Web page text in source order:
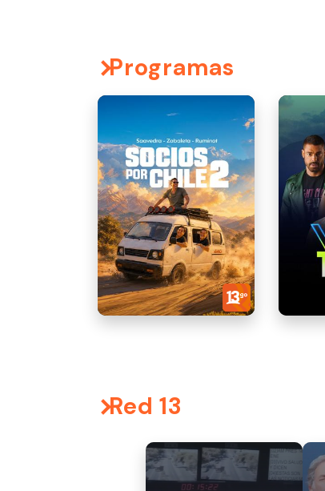
Programas
Red 13